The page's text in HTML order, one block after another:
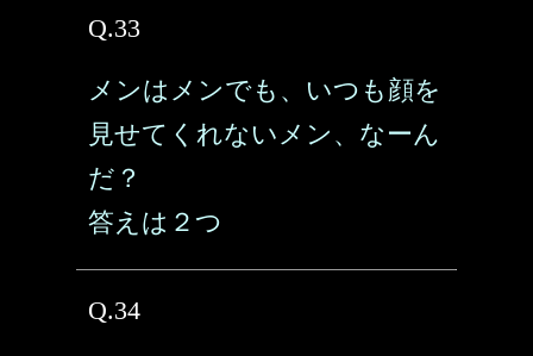
Q.33
メンはメンでも、いつも顔を
見せてくれないメン、なーん
だ？
答えは２つ
Q.34